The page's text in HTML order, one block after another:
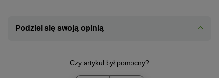
Podziel się swoją opinią
Czy artykuł był pomocny?